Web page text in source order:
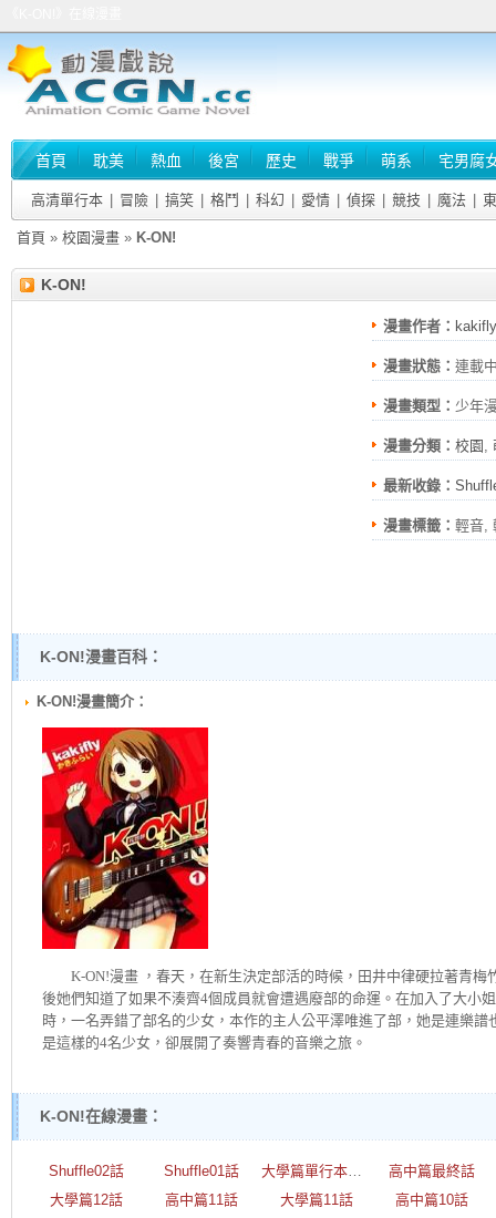
首頁 耽美 熱血 後宮 歷史 戰爭 萌系 宅男腐
高清單行本 冒險 搞笑 格鬥 科幻 愛情 偵探 競技 魔法
首頁 » 校園漫畫 » K-ON!
K-ON!
漫畫作者： kakifly
漫畫狀態： 連載
漫畫類型： 少年
漫畫分類： 校園 ,
最新收錄：
漫畫標籤： 輕音,
K-ON!漫畫百科：
K-ON!漫畫簡介：
K-ON!漫畫 ，春天，在新生決定部活的時候，田井中律硬拉著青梅
後她們知道了如果不湊齊4個成員就會遭遇廢部的命運。在加入了大小
時，一名弄錯了部名的少女，本作的主人公平澤唯進了部，她是連樂
是這樣的4名少女，卻展開了奏響青春的音樂之旅。
K-ON!在線漫畫：
Shuffle02話 Shuffle01話 大學篇單行本彩漫
高中篇最終話
大學篇12話
高中篇11話 大學篇11話
高中篇10話